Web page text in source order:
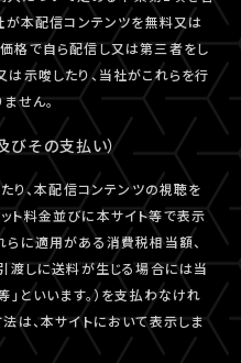
が本配信コンテンツを無料又は
格で自ら配信し又は第三者をし
示唆したり、当社がこれらを行
せん。
びその支払い）
り、本配信コンテンツの視聴を
ト料金並びに本サイト等で表示
に適用がある消費税相当額、
渡しに送料が生じる場合には当
といいます。）を支払わなけれ
は、本サイトにおいて表示しま